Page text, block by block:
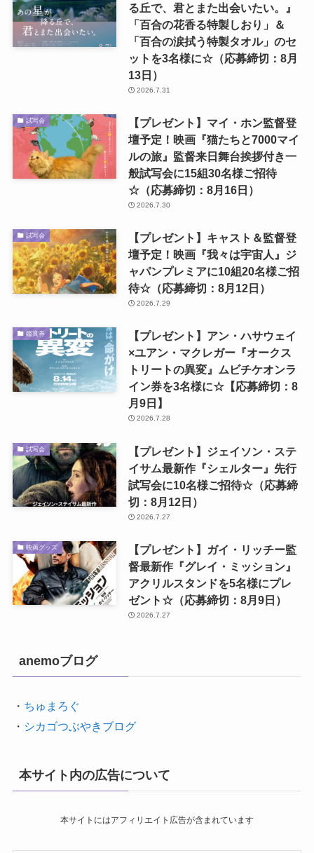
る丘で、君とまた出会いたい。』
「百合の花香る特製しおり」＆
「百合の涙拭う特製タオル」のセ
ットを3名様に☆（応募締切：8月
13日）
2026.7.31
試写会
【プレゼント】マイ・ホン監督登
壇予定！映画『猫たちと7000マイ
ルの旅』監督来日舞台挨拶付き一
般試写会に15組30名様ご招待
☆（応募締切：8月16日）
2026.7.30
試写会
【プレゼント】キャスト＆監督登
壇予定！映画『我々は宇宙人』ジ
ャパンプレミアに10組20名様ご招
待☆（応募締切：8月12日）
2026.7.29
鑑賞券
【プレゼント】アン・ハサウェイ
×ユアン・マクレガー『オークス
トリートの異変』ムビチケオンラ
イン券を3名様に☆【応募締切：8
月9日】
2026.7.28
試写会
【プレゼント】ジェイソン・ステ
イサム最新作『シェルター』先行
試写会に10名様ご招待☆（応募締
切：8月12日）
2026.7.27
映画グッズ
【プレゼント】ガイ・リッチー監
督最新作『グレイ・ミッション』
アクリルスタンドを5名様にプレ
ゼント☆（応募締切：8月9日）
2026.7.27
anemoブログ
・ ちゅまろぐ
・ シカゴつぶやきブログ
本サイト内の広告について
本サイトにはアフィリエイト広告が含まれています